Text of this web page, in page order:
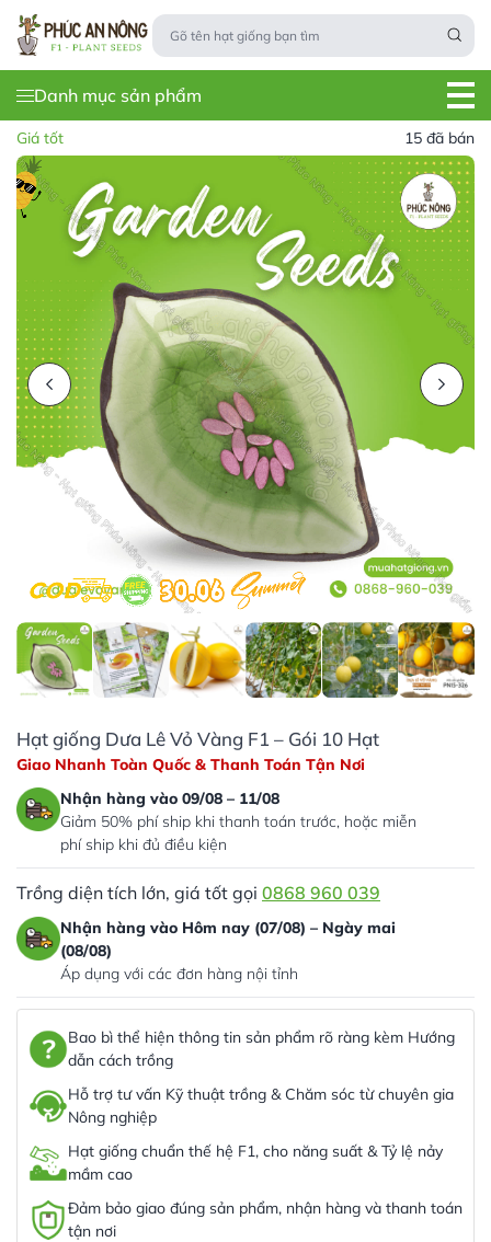
Danh mục sản phẩm
Giá tốt 15 đã bán
Hạt giống Dưa Lê Vỏ Vàng F1 – Gói 10 Hạt
Giao Nhanh Toàn Quốc & Thanh Toán Tận Nơi
Nhận hàng vào 09/08 – 11/08
Giảm 50% phí ship khi thanh toán trước, hoặc miễn
phí ship khi đủ điều kiện
Trồng diện tích lớn, giá tốt gọi 0868 960 039
Nhận hàng vào Hôm nay (07/08) – Ngày mai
(08/08)
Áp dụng với các đơn hàng nội tỉnh
Bao bì thể hiện thông tin sản phẩm rõ ràng kèm Hướng
dẫn cách trồng
Hỗ trợ tư vấn Kỹ thuật trồng & Chăm sóc từ chuyên gia
Nông nghiệp
Hạt giống chuẩn thế hệ F1, cho năng suất & Tỷ lệ nảy
mầm cao
Đảm bảo giao đúng sản phẩm, nhận hàng và thanh toán
tận nơi